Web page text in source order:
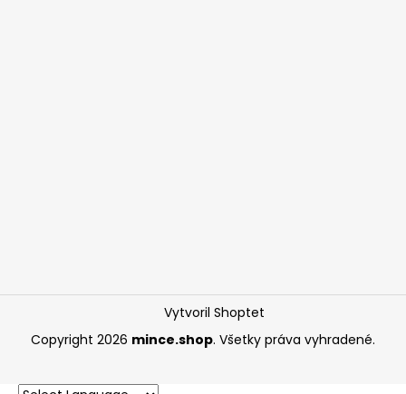
Vytvoril Shoptet
Copyright 2026 mince.shop. Všetky práva vyhradené.